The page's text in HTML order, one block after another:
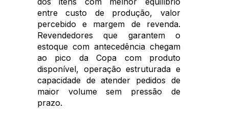
entre custo de produção, valor
percebido e margem de revenda.
Revendedores que garantem o
estoque com antecedência chegam
ao pico da Copa com produto
disponível, operação estruturada e
capacidade de atender pedidos de
maior volume sem pressão de
prazo.